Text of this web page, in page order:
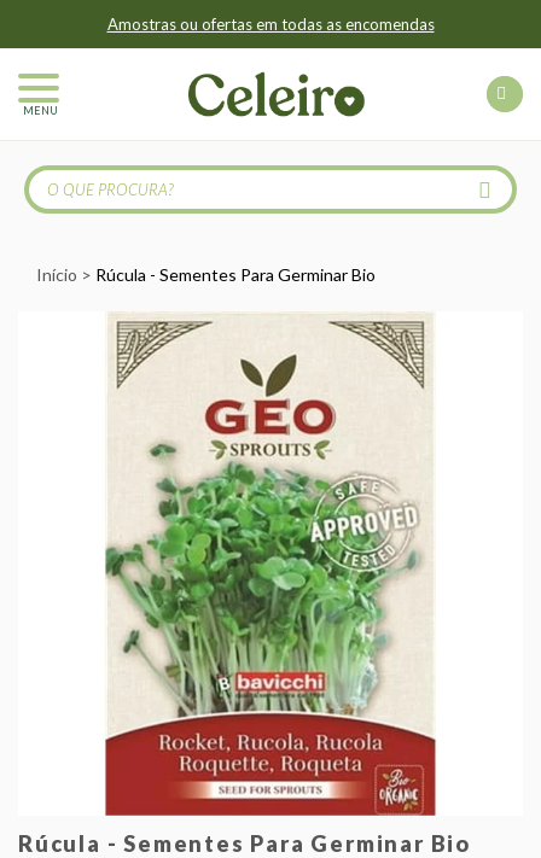
Amostras ou ofertas em todas as encomendas
MENU
Início Rúcula - Sementes Para Germinar Bio
Rúcula - Sementes Para Germinar Bio